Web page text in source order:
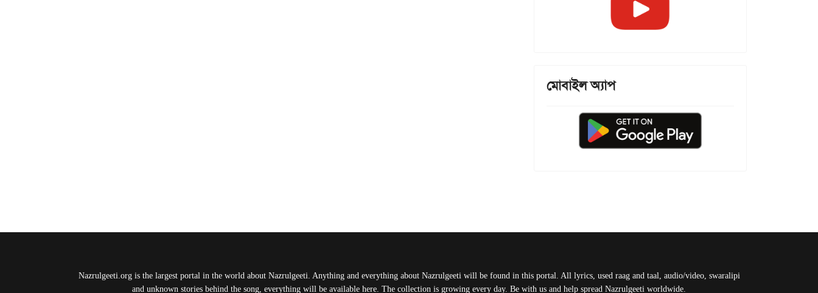
মোবাইল অ্যাপ
Nazrulgeeti.org is the largest portal in the world about Nazrulgeeti. Anything and everything about Nazrulgeeti will be found in this portal. All lyrics, used raag and taal, audio/video, swaralipi
and unknown stories behind the song, everything will be available here. The collection is growing every day. Be with us and help spread Nazrulgeeti worldwide.